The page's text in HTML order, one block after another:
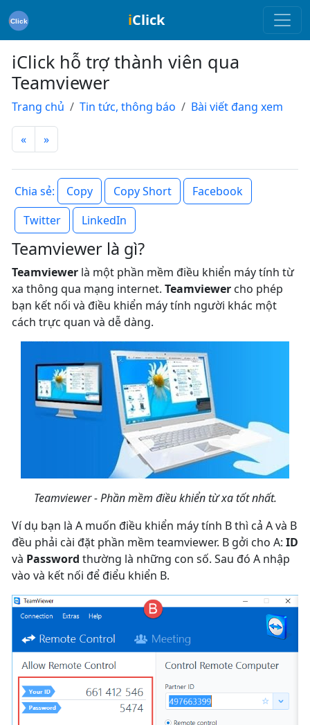
iClick
iClick hỗ trợ thành viên qua
Teamviewer
Trang chủ Tin tức, thông báo Bài viết đang xem
« »
Chia sẻ: Copy Copy Short
Facebook
Twitter
LinkedIn
Teamviewer là gì?
Teamviewer là một phần mềm điều khiển máy tính từ
xa thông qua mạng internet. Teamviewer cho phép
bạn kết nối và điều khiển máy tính người khác một
cách trực quan và dễ dàng.
Teamviewer - Phần mềm điều khiển từ xa tốt nhất.
Ví dụ bạn là A muốn điều khiển máy tính B thì cả A và B
đều phải cài đặt phần mềm teamviewer. B gởi cho A: ID
và Password thường là những con số. Sau đó A nhập
vào và kết nối để điểu khiển B.